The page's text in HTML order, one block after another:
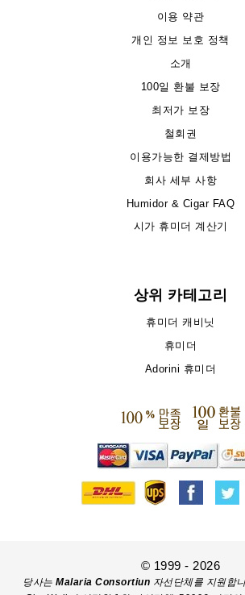
이용 약관
개인 정보 보호 정책
소개
100일 환불 보장
최저가 보장
철회권
이용가능한 결제방법
회사 세부 사항
Humidor & Cigar FAQ
시가 휴미더 계산기
상위 카테고리
휴미더 캐비닛
휴미더
Adorini 휴미더
© 1999 - 2026
당사는Malaria Consortiun 자선단체를 지원합